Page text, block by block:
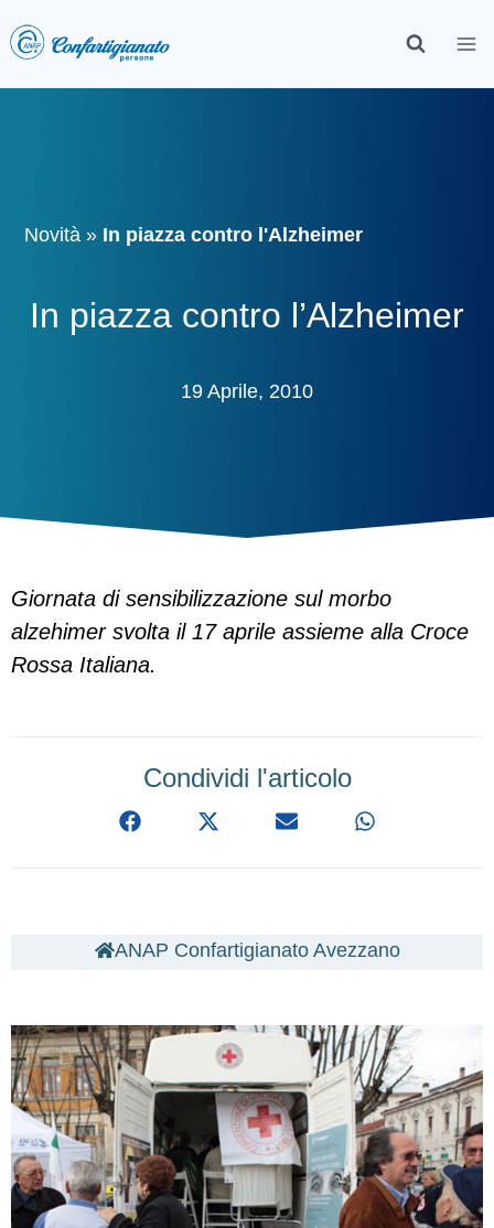
Novità » In piazza contro l'Alzheimer
In piazza contro l’Alzheimer
19 Aprile, 2010
Giornata di sensibilizzazione sul morbo
alzehimer svolta il 17 aprile assieme alla Croce
Rossa Italiana.
Condividi l'articolo
ANAP Confartigianato Avezzano